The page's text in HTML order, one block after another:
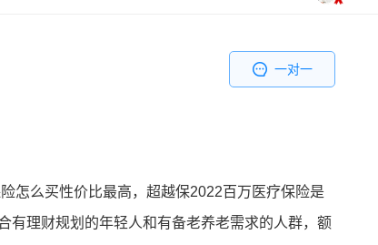
一对一
怎么买性价比最高，超越保2022百万医疗保险是
有理财规划的年轻人和有备老养老需求的人群，额